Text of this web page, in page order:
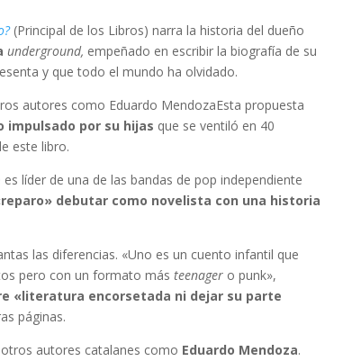
(Principal de los Libros) narra la historia del dueño
underground, empeñado en escribir la biografía de su
y que todo el mundo ha olvidado.
autores como Eduardo MendozaEsta propuesta
impulsado por su hijas que se ventiló en 40
este libro.
líder de una de las bandas de pop independiente
debutar como novelista con una historia
las diferencias. «Uno es un cuento infantil que
pero con un formato más teenager o punk»,
«literatura encorsetada ni dejar su parte
páginas.
autores catalanes como Eduardo Mendoza.